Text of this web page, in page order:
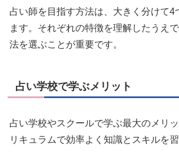
占い師を目指す方法は、大きく分けて4
ます。それぞれの特徴を理解したうえ
法を選ぶことが重要です。
占い学校で学ぶメリット
占い学校やスクールで学ぶ最大のメリ
リキュラムで効率よく知識とスキルを